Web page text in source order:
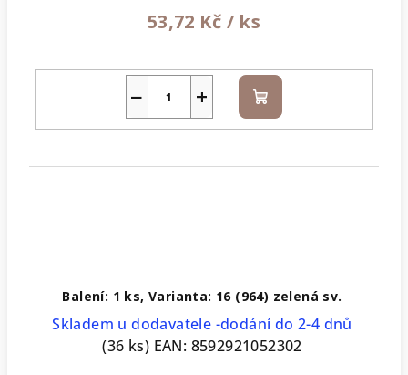
53,72 Kč / ks
+
− Do
košíku
Balení: 1 ks, Varianta: 16 (964) zelená sv.
Skladem u dodavatele -dodání do 2-4 dnů
(36 ks) EAN: 8592921052302